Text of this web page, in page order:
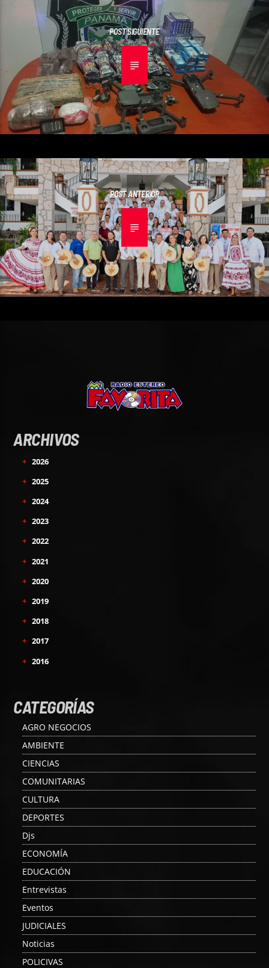
POST SIGUIENTE
POST ANTERIOR
ARCHIVOS
+ 2026
+ 2025
+ 2024
+ 2023
+ 2022
+ 2021
+ 2020
+ 2019
+ 2018
+ 2017
+ 2016
CATEGORÍAS
AGRO NEGOCIOS
AMBIENTE
CIENCIAS
COMUNITARIAS
CULTURA
DEPORTES
Djs
ECONOMÍA
EDUCACIÓN
Entrevistas
Eventos
JUDICIALES
Noticias
POLICIVAS